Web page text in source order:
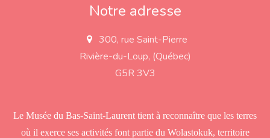
Notre adresse
a
d
300, rue Saint-Pierre
Rivière-du-Loup, (Québec)
G5R 3V3
Le Musée du Bas-Saint-Laurent tient à reconnaître que les terres
où il exerce ses activités font partie du Wolastokuk, territoire